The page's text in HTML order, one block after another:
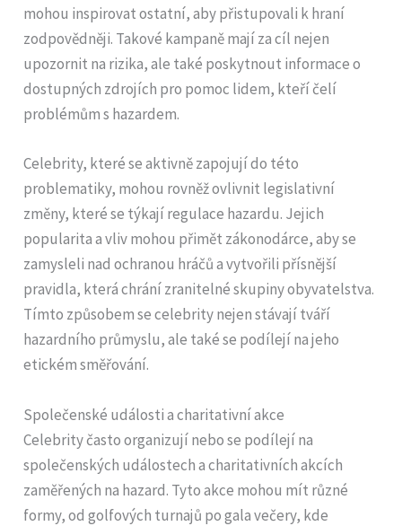
mohou inspirovat ostatní, aby přistupovali k hraní
zodpovědněji. Takové kampaně mají za cíl nejen
upozornit na rizika, ale také poskytnout informace o
dostupných zdrojích pro pomoc lidem, kteří čelí
problémům s hazardem.
Celebrity, které se aktivně zapojují do této
problematiky, mohou rovněž ovlivnit legislativní
změny, které se týkají regulace hazardu. Jejich
popularita a vliv mohou přimět zákonodárce, aby se
zamysleli nad ochranou hráčů a vytvořili přísnější
pravidla, která chrání zranitelné skupiny obyvatelstva.
Tímto způsobem se celebrity nejen stávají tváří
hazardního průmyslu, ale také se podílejí na jeho
etickém směřování.
Společenské události a charitativní akce
Celebrity často organizují nebo se podílejí na
společenských událostech a charitativních akcích
zaměřených na hazard. Tyto akce mohou mít různé
formy, od golfových turnajů po gala večery, kde